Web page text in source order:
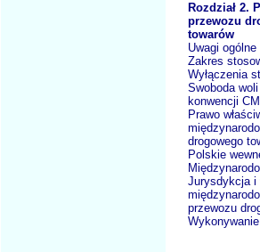
Rozdział 2.
przewozu
towarów
Uwagi ogólne
Zakres
Wyłączenia
Swoboda
konwencji
Prawo
drogowego
Polskie
Jurysdykcja i
przewozu